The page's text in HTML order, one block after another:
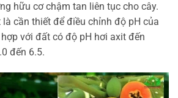
hữu cơ chậm tan liên tục cho cây.
cần thiết để điều chỉnh độ pH của
với đất có độ pH hơi axit đến
đến 6.5.